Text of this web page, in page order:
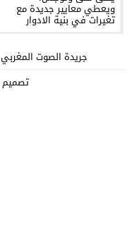
جريدة الصوت المغربي
تصميم